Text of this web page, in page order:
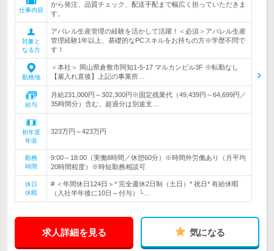
仕事内容
から発注、品質チェック、配送手配まで幅広く担っていただきま
す。
対象と
なる方
アパレル生産管理の経験を活かして活躍！＜必須＞アパレル生産
管理経験1年以上、基礎的なPCスキルをお持ちの方※学歴不問で
す！
勤務地
＜本社＞ 岡山県倉敷市阿知1-5-17 マルカンビル3F ※転勤なし
【雇入れ直後】上記の事業所…
給与
月給231,000円～302,300円※固定残業代（49,439円～64,699円／
35時間分）含む。超過分は別途支…
初年度
年収
323万円～423万円
勤務
時間
9:00～18:00（実働8時間／休憩60分）※時間外労働あり（月平均
20時間程度）※時短勤務相談可
休日
休暇
# ＜年間休日124日＞* 完全週休2日制（土日）* 祝日* 有給休暇
（入社半年後に10日～付与）└…
求人詳細を見る 気になる